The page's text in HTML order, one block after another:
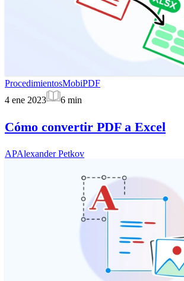
ProcedimientosMobiPDF
4 ene 2023
6 min
Cómo convertir PDF a Excel
APAlexander Petkov